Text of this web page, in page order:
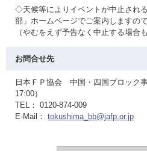
◇天候等によりイベントが中止され
部」ホームページでご案内しますの
（やむをえず予告なく中止する場合
お問合せ先
日本ＦＰ協会 中国・四国ブロック
17:00）
TEL： 0120-874-009
E-Mail： tokushima_bb@jafp.or.jp